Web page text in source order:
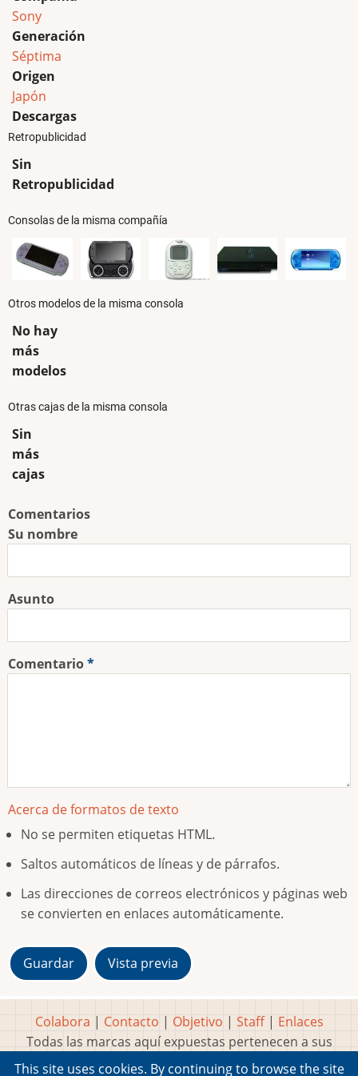
Sony
Generación
Séptima
Origen
Japón
Descargas
Retropublicidad
Sin
Retropublicidad
Consolas de la misma compañía
Otros modelos de la misma consola
No hay
más
modelos
Otras cajas de la misma consola
Sin
más
cajas
Comentarios
Su nombre
Asunto
Comentario
Acerca de formatos de texto
No se permiten etiquetas HTML.
Saltos automáticos de líneas y de párrafos.
Las direcciones de correos electrónicos y páginas web
se convierten en enlaces automáticamente.
Colabora | Contacto | Objetivo | Staff| Enlaces
Todas las marcas aquí expuestas pertenecen a sus
respectivos y legítimos dueños
This site uses cookies. By continuing to browse the site